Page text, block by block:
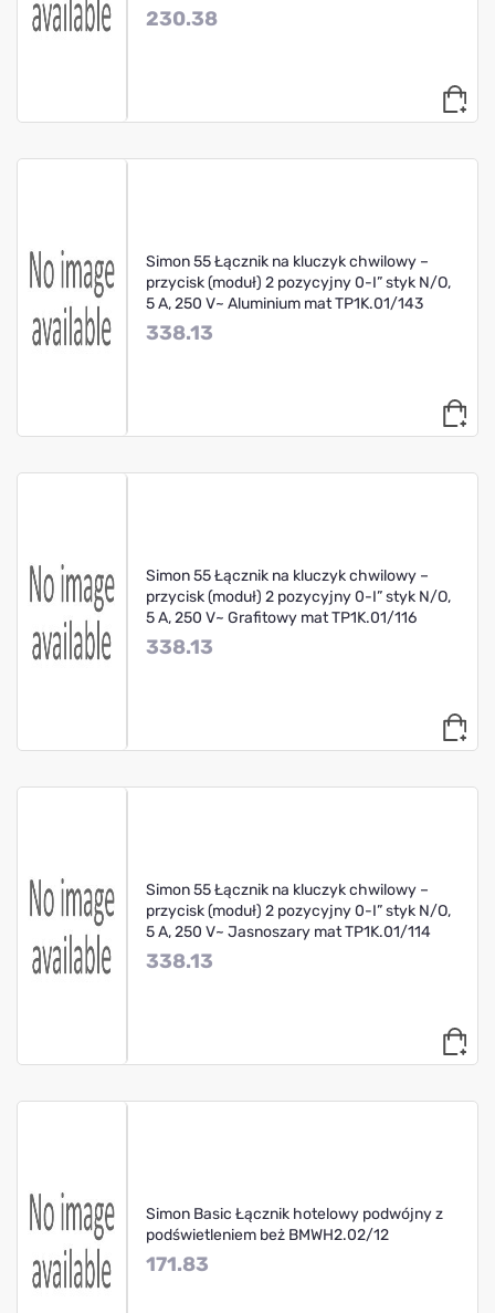
230.38
Simon 55 Łącznik na kluczyk chwilowy –
przycisk (moduł) 2 pozycyjny 0-I” styk N/O,
5 A, 250 V~ Aluminium mat TP1K.01/143
338.13
Simon 55 Łącznik na kluczyk chwilowy –
przycisk (moduł) 2 pozycyjny 0-I” styk N/O,
5 A, 250 V~ Grafitowy mat TP1K.01/116
338.13
Simon 55 Łącznik na kluczyk chwilowy –
przycisk (moduł) 2 pozycyjny 0-I” styk N/O,
5 A, 250 V~ Jasnoszary mat TP1K.01/114
338.13
Simon Basic Łącznik hotelowy podwójny z
podświetleniem beż BMWH2.02/12
171.83